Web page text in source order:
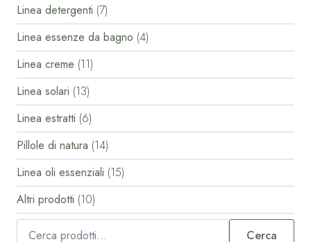
Linea detergenti (7)
Linea essenze da bagno (4)
Linea creme (11)
Linea solari (13)
Linea estratti (6)
Pillole di natura (14)
Linea oli essenziali (15)
Altri prodotti (10)
Cerca:
Cerca